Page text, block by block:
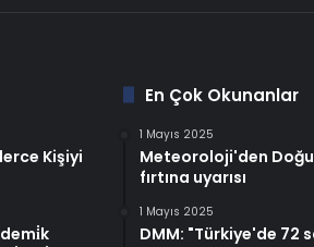
Kişiyi
En Çok Okunanlar
1 Mayıs 2025
Meteoroloji'den
fırtına uyarısı
1 Mayıs 2025
DMM: "Türkiye'de 72